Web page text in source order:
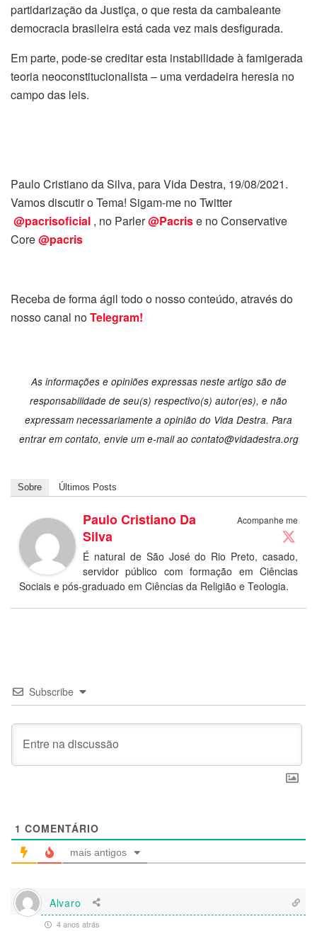
partidarização da Justiça, o que resta da cambaleante
democracia brasileira está cada vez mais desfigurada.
Em parte, pode-se creditar esta instabilidade à famigerada
teoria neoconstitucionalista – uma verdadeira heresia no
campo das leis.
Paulo Cristiano da Silva, para Vida Destra, 19/08/2021.
Vamos discutir o Tema! Sigam-me no Twitter
@pacrisoficial , no Parler@Pacrise no Conservative
Core@pacris
Receba de forma ágil todo o nosso conteúdo, através do
nosso canal noTelegram!
As informações e opiniões expressas neste artigo são de
responsabilidade de seu(s) respectivo(s) autor(es), e não
expressam necessariamente a opinião do Vida Destra. Para
entrar em contato, envie um e-mail ao contato@vidadestra.org
Sobre Últimos Posts
Acompanhe me
Paulo Cristiano Da
Silva
É natural de São José do Rio Preto, casado,
servidor público com formação em Ciências
Sociais e pós-graduado em Ciências da Religião e Teologia.
Subscribe
1 COMENTÁRIO
mais antigos
Alvaro
4 anos atrás